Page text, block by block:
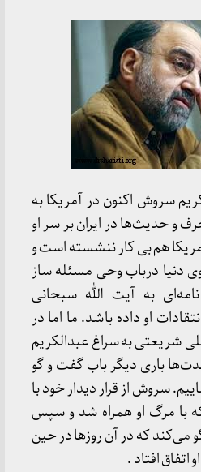
سروش اکنون در آمریکا به
و حدیث‌ها در ایران بر سر او
هم بی کار ننشسته است و
دنیا درباب وحی مسئله ساز
به آیت الله سبحانی
او داده باشد. ما اما در
شریعتی به سراغ عبدالکریم
باری دیگر باب گفت و گو
سروش از قرار دیدار خود با
با مرگ او همراه شد و سپس
می‌کند که در آن روزها در حین
افتاد .